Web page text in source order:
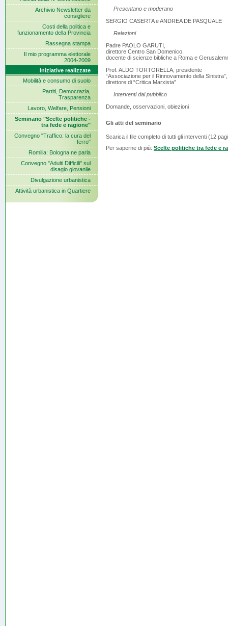
Archivio Newsletter da
consigliere
Costi della politica e
funzionamento della Provincia
Rassegna stampa
Il mio programma elettorale
2004-2009
Iniziative realizzate
Mobilità e consumo di suolo
Partiti, Democrazia,
Trasparenza
Lavoro, Welfare, Pensioni
Seminario "Scelte politiche -
tra fede e ragione"
Convegno "Traffico: la cura del
ferro"
Romilia: Bologna ne parla
Convegno "Adulti Difficili" sul
disagio giovanile
Divulgazione urbanistica
Attività urbanistica in Quartiere
Presentano e moderano
SERGIO CASERTA e ANDREA DE PASQUALE
Relazioni
Padre PAOLO GARUTI,
direttore Centro San Domenico,
docente di scienze bibliche a Roma e
Prof. ALDO TORTORELLA, presidente
“Associazione per il Rinnovamento della Sinistra”,
direttore di “Critica Marxista”
Interventi dal pubblico
Domande, osservazioni, obiezioni
Gli atti del seminario
Scarica il file completo di tutti gli interventi (12
Per saperne di più: Scelte politiche tra fede e